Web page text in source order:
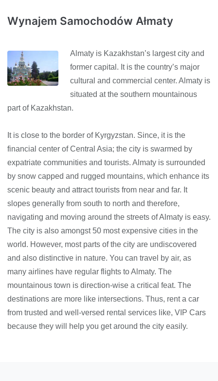
Wynajem Samochodów Ałmaty
Almaty is Kazakhstan’s largest city and
former capital. It is the country’s major
cultural and commercial center. Almaty is
situated at the southern mountainous
part of Kazakhstan.
It is close to the border of Kyrgyzstan. Since, it is the
financial center of Central Asia; the city is swarmed by
expatriate communities and tourists. Almaty is surrounded
by snow capped and rugged mountains, which enhance its
scenic beauty and attract tourists from near and far. It
slopes generally from south to north and therefore,
navigating and moving around the streets of Almaty is easy.
The city is also amongst 50 most expensive cities in the
world. However, most parts of the city are undiscovered
and also distinctive in nature. You can travel by air, as
many airlines have regular flights to Almaty. The
mountainous town is direction-wise a critical feat. The
destinations are more like intersections. Thus, rent a car
from trusted and well-versed rental services like, VIP Cars
because they will help you get around the city easily.